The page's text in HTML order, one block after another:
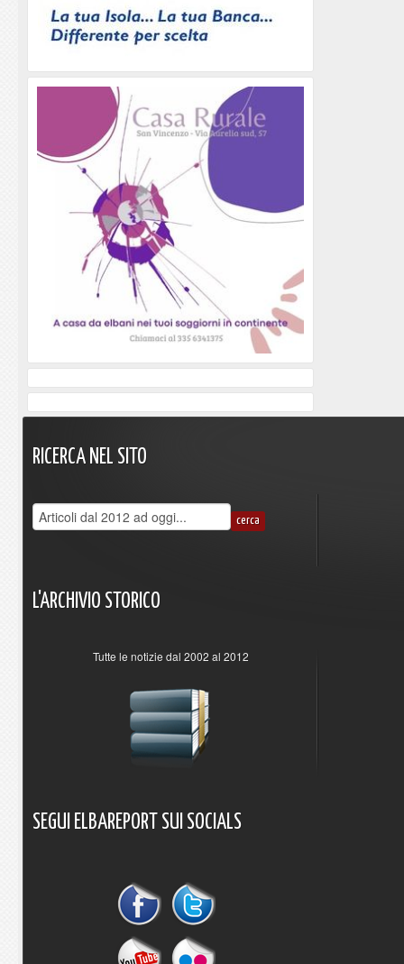
RICERCA NEL SITO
L'ARCHIVIO STORICO
Tutte le notizie dal 2002 al 2012
SEGUI ELBAREPORT SUI SOCIALS